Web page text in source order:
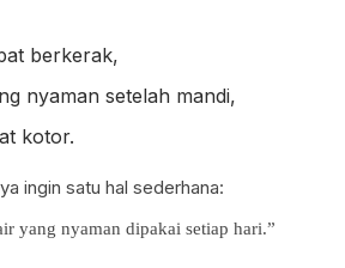
berkerak,
nyaman setelah mandi,
kotor.
ingin satu hal sederhana:
yang nyaman dipakai setiap hari.”